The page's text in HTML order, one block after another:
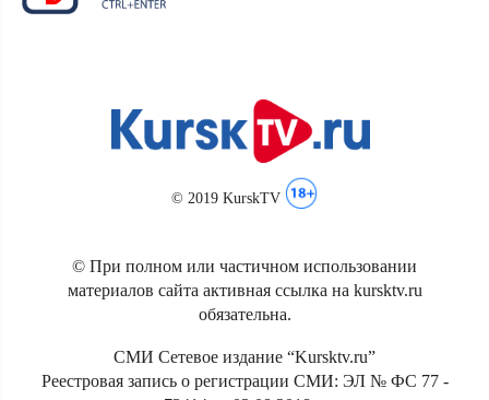
© 2019 KurskTV
© При полном или частичном использовании
материалов сайта активная ссылка на kursktv.ru
обязательна.
СМИ Сетевое издание “Kursktv.ru”
Реестровая запись о регистрации СМИ: ЭЛ № ФС 77 -